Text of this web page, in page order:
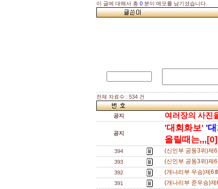
이 글에 대해서 총 0 분이 메모를 남기셨습니다.
전체 자료수 : 534 건
공지 여러장의 사진
공지
'대회화보' '
올릴때는,,,[0]
394 (신인부 공동3위)제
393 (신인부 공동3위)제
392 (개나리부 우승)제6
391 (개나리부 준우승)